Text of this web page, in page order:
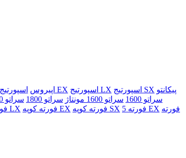
اپیروس اسپورتیج EX اسپورتیج LX اسپورتیج SX پیکانتو
سراتو 1600 سراتو 1600 مونتاژ سراتو 1800 سراتو 2000
فورته LX فورته کوپه EX فورته کوپه SX فورته 5 EX فورته